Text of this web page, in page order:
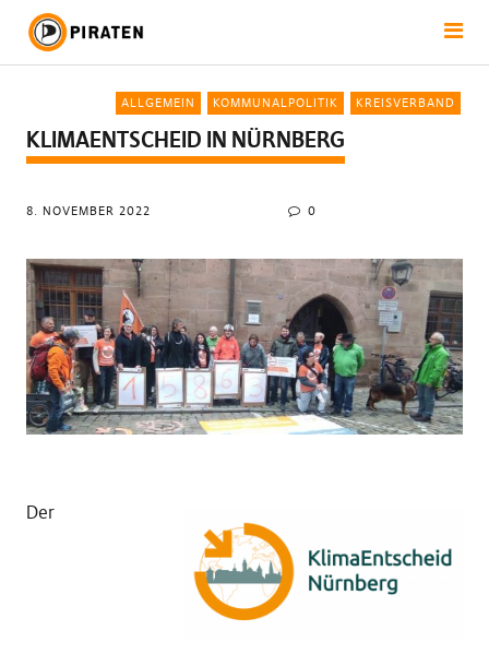
ALLGEMEIN KOMMUNALPOLITIK KREISVERBAND
KLIMAENTSCHEID IN NÜRNBERG
8. NOVEMBER 2022 0
Der